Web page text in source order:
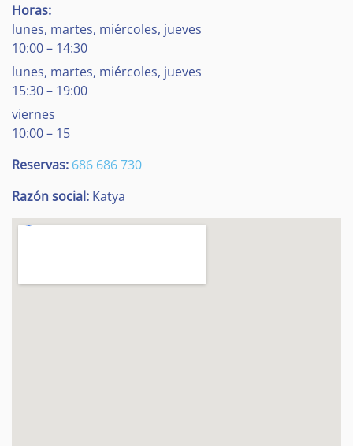
Horas:
lunes, martes, miércoles, jueves
10:00 – 14:30
lunes, martes, miércoles, jueves
15:30 – 19:00
viernes
10:00 – 15
Reservas: 686 686 730
Razón social: Katya